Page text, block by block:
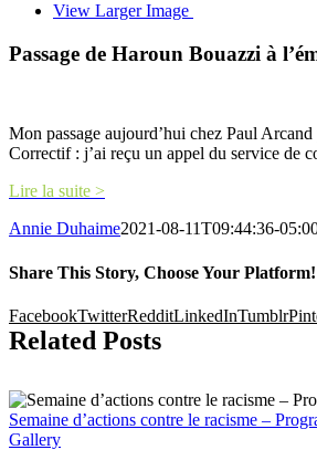
View Larger Image
Passage de Haroun Bouazzi à
Mon passage aujourd’hui chez Paul
Correctif : j’ai reçu un appel du service de
Lire la suite >
Annie Duhaime2021-08-11T09:44:36-
Share This Story, Choose Your Platform!
FacebookTwitterRedditLinkedInTumblr
Related Posts
Semaine d’actions contre le racisme –
Gallery